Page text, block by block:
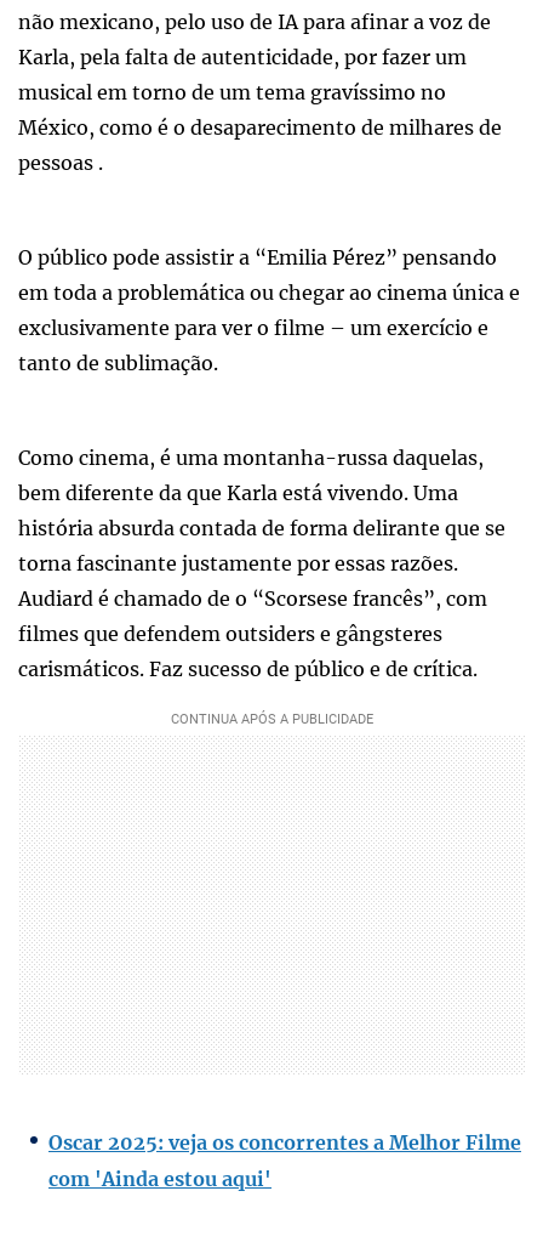
não mexicano, pelo uso de IA para afinar a voz de
Karla, pela falta de autenticidade, por fazer um
musical em torno de um tema gravíssimo no
México, como é o desaparecimento de milhares de
pessoas .
O público pode assistir a “Emilia Pérez” pensando
em toda a problemática ou chegar ao cinema única e
exclusivamente para ver o filme – um exercício e
tanto de sublimação.
Como cinema, é uma montanha-russa daquelas,
bem diferente da que Karla está vivendo. Uma
história absurda contada de forma delirante que se
torna fascinante justamente por essas razões.
Audiard é chamado de o “Scorsese francês”, com
filmes que defendem outsiders e gângsteres
carismáticos. Faz sucesso de público e de crítica.
Oscar 2025: veja os concorrentes a Melhor Filme
com 'Ainda estou aqui'